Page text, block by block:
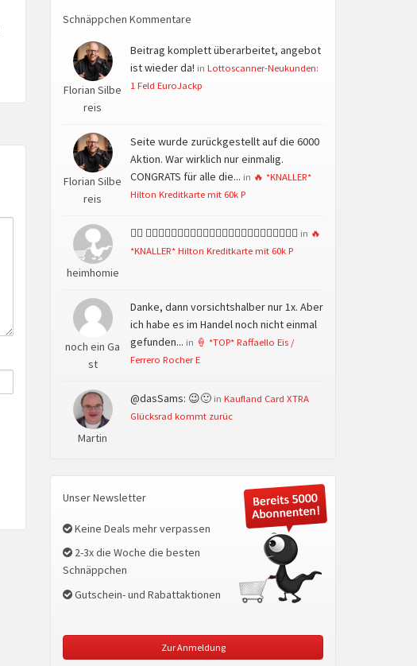
Schnäppchen Kommentare
Florian Silbe
reis
Beitrag komplett überarbeitet, angebot
ist wieder da! in Lottoscanner-Neukunden:
1 Feld EuroJackp
Florian Silbe
reis
Seite wurde zurückgestellt auf die 6000
Aktion. War wirklich nur einmalig.
CONGRATS für alle die... in 🔥 *KNALLER*
Hilton Kreditkarte mit 60k P
heimhomie
👍🏻 👍🏻👍🏻👍🏻👍🏻👍🏻👍🏻👍🏻👍🏻👍🏻👍🏻👍🏻👍🏻 in 🔥
*KNALLER* Hilton Kreditkarte mit 60k P
noch ein Ga
st
Danke, dann vorsichtshalber nur 1x. Aber
ich habe es im Handel noch nicht einmal
gefunden... in 🍦 *TOP* Raffaello Eis /
Ferrero Rocher E
Martin
@dasSams: 😉🙂 in Kaufland Card XTRA
Glücksrad kommt zurüc
Unser Newsletter
Keine Deals mehr verpassen
2-3x die Woche die besten
Schnäppchen
Gutschein- und Rabattaktionen
Zur Anmeldung